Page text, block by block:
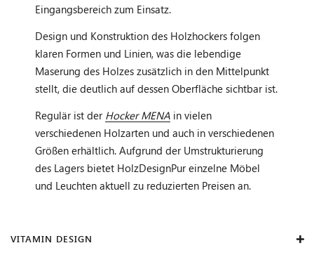
Eingangsbereich zum Einsatz.
Design und Konstruktion des Holzhockers folgen
klaren Formen und Linien, was die lebendige
Maserung des Holzes zusätzlich in den Mittelpunkt
stellt, die deutlich auf dessen Oberfläche sichtbar ist.
Regulär ist der Hocker MENA in vielen
verschiedenen Holzarten und auch in verschiedenen
Größen erhältlich. Aufgrund der Umstrukturierung
des Lagers bietet HolzDesignPur einzelne Möbel
und Leuchten aktuell zu reduzierten Preisen an.
VITAMIN DESIGN